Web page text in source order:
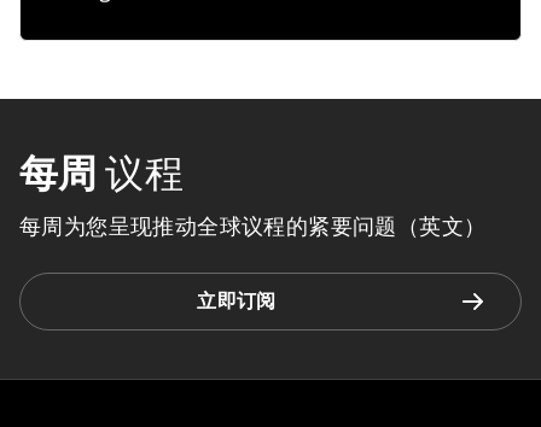
每周 议程
每周为您呈现推动全球议程的紧要问题（英文）
立即订阅